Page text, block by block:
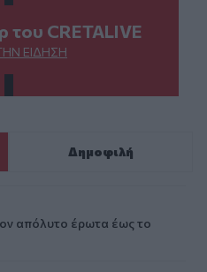
του CRETALIVE
ΕΊΔΗΣΗ
Δημοφιλή
απόλυτο έρωτα έως το